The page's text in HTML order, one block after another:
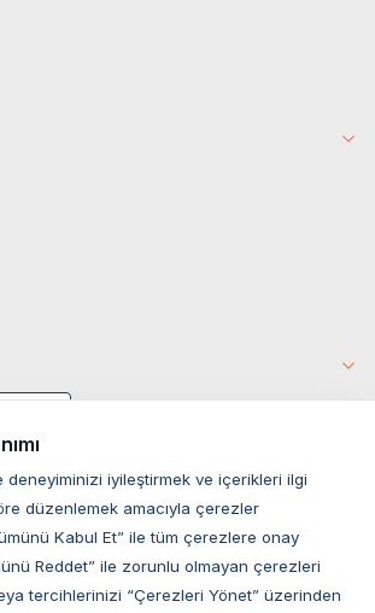
deneyiminizi iyileştirmek ve içerikleri ilgi
düzenlemek amacıyla çerezler
Kabul Et” ile tüm çerezlere onay
Reddet” ile zorunlu olmayan çerezleri
tercihlerinizi “Çerezleri Yönet” üzerinden